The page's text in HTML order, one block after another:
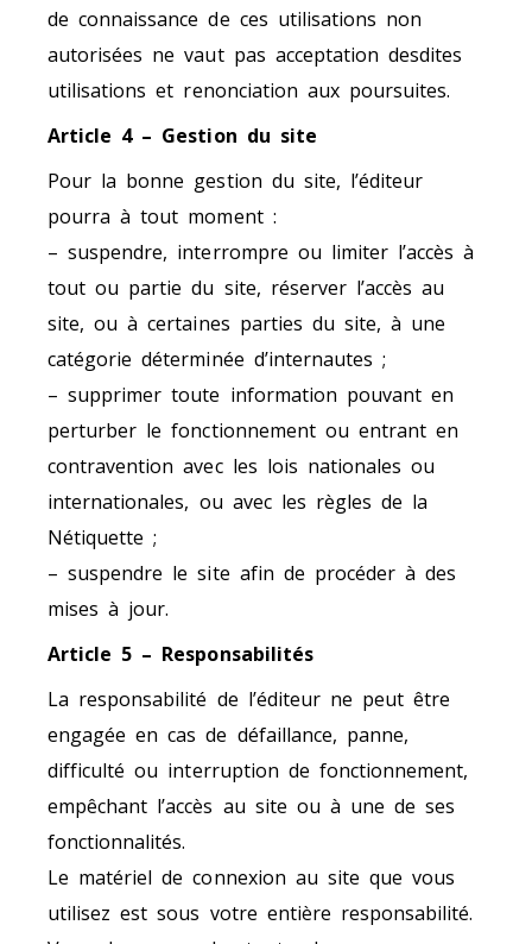
de connaissance de ces utilisations non
autorisées ne vaut pas acceptation desdites
utilisations et renonciation aux poursuites.
Article 4 – Gestion du site
Pour la bonne gestion du site, l’éditeur
pourra à tout moment :
– suspendre, interrompre ou limiter l’accès à
tout ou partie du site, réserver l’accès au
site, ou à certaines parties du site, à une
catégorie déterminée d’internautes ;
– supprimer toute information pouvant en
perturber le fonctionnement ou entrant en
contravention avec les lois nationales ou
internationales, ou avec les règles de la
Nétiquette ;
– suspendre le site afin de procéder à des
mises à jour.
Article 5 – Responsabilités
La responsabilité de l’éditeur ne peut être
engagée en cas de défaillance, panne,
difficulté ou interruption de fonctionnement,
empêchant l’accès au site ou à une de ses
fonctionnalités.
Le matériel de connexion au site que vous
utilisez est sous votre entière responsabilité.